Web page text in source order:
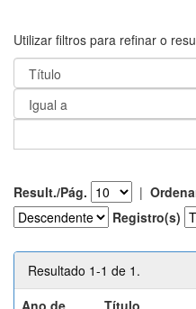
Utilizar filtros para refinar o
Result./Pág. |
Registro(s)
Resultado 1-1 de 1.
Ano de
Título